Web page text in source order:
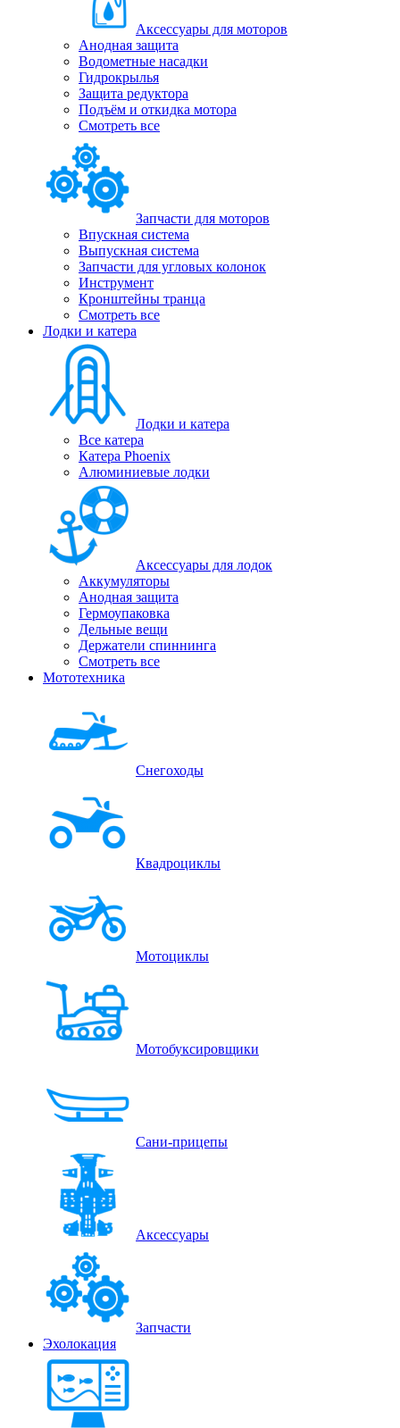
Аксессуары для моторов
Анодная защита
Водометные насадки
Гидрокрылья
Защита редуктора
Подъём и откидка мотора
Смотреть все
Запчасти для моторов
Впускная система
Выпускная система
Запчасти для угловых колонок
Инструмент
Кронштейны транца
Смотреть все
Лодки и катера
Лодки и катера
Все катера
Катера Phoenix
Алюминиевые лодки
Аксессуары для лодок
Аккумуляторы
Анодная защита
Гермоупаковка
Дельные вещи
Держатели спиннинга
Смотреть все
Мототехника
Снегоходы
Квадроциклы
Мотоциклы
Мотобуксировщики
Сани-прицепы
Аксессуары
Запчасти
Эхолокация